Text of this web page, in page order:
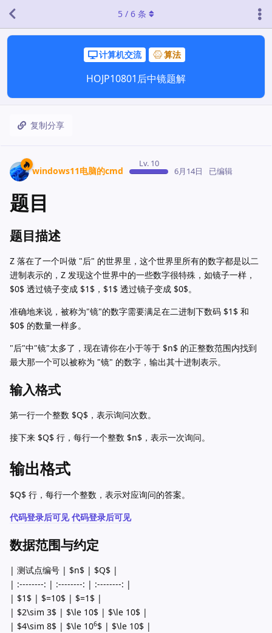
计算机交流 算法
HOJP10801后中镜题解
复制分享
5 / 6 条
windows11电脑的cmd
Lv. 10
6月14日 已编辑
题目
题目描述
Z 落在了一个叫做 "后" 的世界里，这个世界里所有的数字都是以二
进制表示的，Z 发现这个世界中的一些数字很特殊，如镜子一样，
$0$ 透过镜子变成 $1$，$1$ 透过镜子变成 $0$。
准确地来说，被称为"镜"的数字需要满足在二进制下数码 $1$ 和
$0$ 的数量一样多。
"后"中"镜"太多了，现在请你在小于等于 $n$ 的正整数范围内找到
最大那一个可以被称为 "镜" 的数字，输出其十进制表示。
输入格式
第一行一个整数 $Q$，表示询问次数。
接下来 $Q$ 行，每行一个整数 $n$，表示一次询问。
输出格式
$Q$ 行，每行一个整数，表示对应询问的答案。
代码登录后可见 代码登录后可见
数据范围与约定
| 测试点编号 | $n$ | $Q$ |
| :--------: | :--------: | :--------: |
| $1$ | $=10$ | $=1$ |
| $2\sim 3$ | $\le 10$ | $\le 10$ |
| $4\sim 8$ | $\le 106$ | $\le 10$ |